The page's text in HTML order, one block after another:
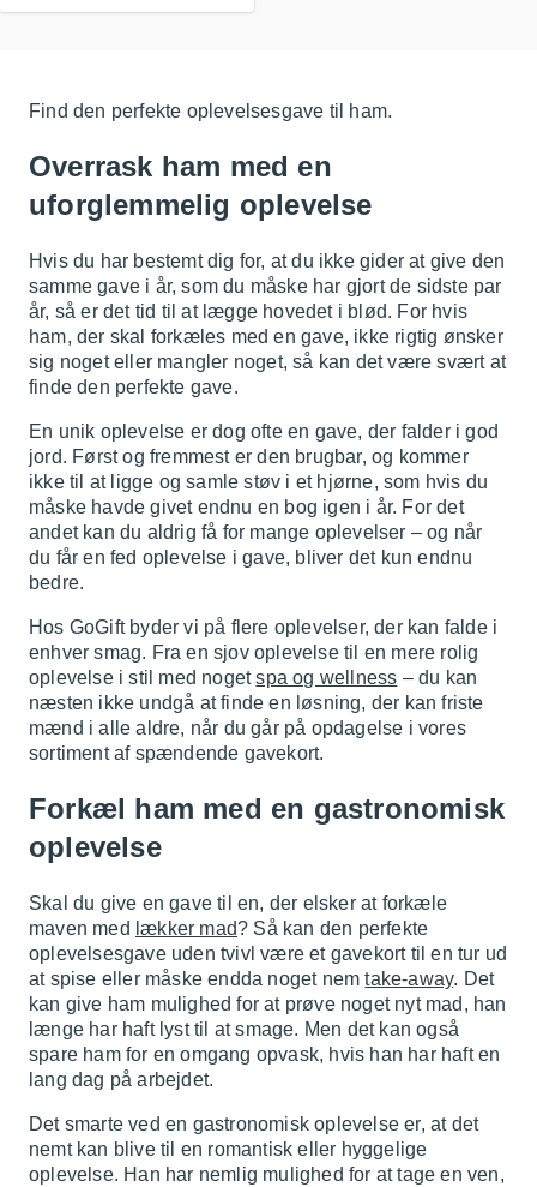
Find den perfekte oplevelsesgave til ham.
Overrask ham med en
uforglemmelig oplevelse
Hvis du har bestemt dig for, at du ikke gider at give den
samme gave i år, som du måske har gjort de sidste par
år, så er det tid til at lægge hovedet i blød. For hvis
ham, der skal forkæles med en gave, ikke rigtig ønsker
sig noget eller mangler noget, så kan det være svært at
finde den perfekte gave.
En unik oplevelse er dog ofte en gave, der falder i god
jord. Først og fremmest er den brugbar, og kommer
ikke til at ligge og samle støv i et hjørne, som hvis du
måske havde givet endnu en bog igen i år. For det
andet kan du aldrig få for mange oplevelser – og når
du får en fed oplevelse i gave, bliver det kun endnu
bedre.
Hos GoGift byder vi på flere oplevelser, der kan falde i
enhver smag. Fra en sjov oplevelse til en mere rolig
oplevelse i stil med nogetspa og wellness – du kan
næsten ikke undgå at finde en løsning, der kan friste
mænd i alle aldre, når du går på opdagelse i vores
sortiment af spændende gavekort.
Forkæl ham med en gastronomisk
oplevelse
Skal du give en gave til en, der elsker at forkæle
maven med lækker mad? Så kan den perfekte
oplevelsesgave uden tvivl være et gavekort til en tur ud
at spise eller måske endda noget nemtake-away. Det
kan give ham mulighed for at prøve noget nyt mad, han
længe har haft lyst til at smage. Men det kan også
spare ham for en omgang opvask, hvis han har haft en
lang dag på arbejdet.
Det smarte ved en gastronomisk oplevelse er, at det
nemt kan blive til en romantisk eller hyggelige
oplevelse. Han har nemlig mulighed for at tage en ven,